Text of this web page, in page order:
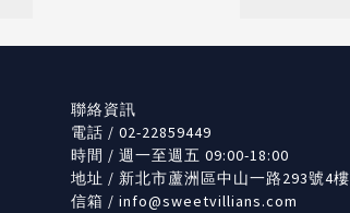
聯絡資訊
電話 / 02-22859449
時間 / 週一至週五 09:00-18:00
地址 / 新北市蘆洲區中山一路293號4樓
信箱 / info@sweetvillians.com